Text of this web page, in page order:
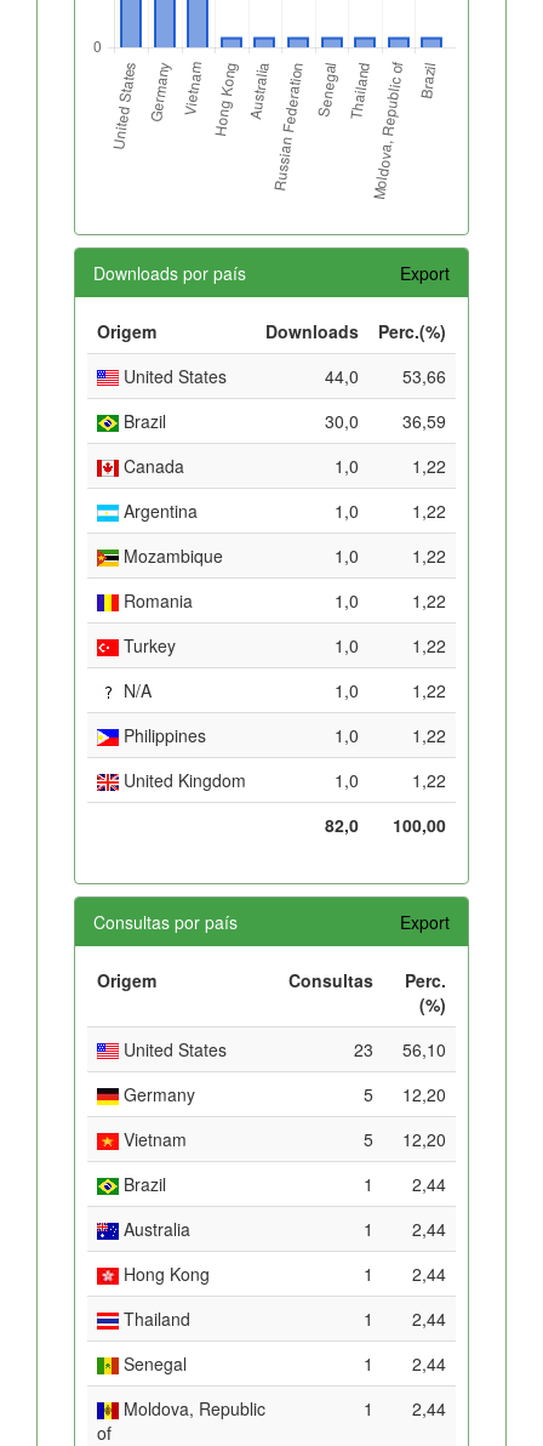
Downloads por país Export
Origem Downloads
Perc.(%)
United States
44,0
53,66
Brazil
30,0
36,59
Canada
1,0
1,22
Argentina
1,0
1,22
Mozambique
1,0
1,22
Romania
1,0
1,22
Turkey
1,0
1,22
N/A
1,0
1,22
Philippines
1,0
1,22
United Kingdom
1,0
1,22
82,0
100,00
Consultas por país Export
Origem Consultas
Perc.
(%)
United States
23
56,10
Germany
5
12,20
Vietnam
5
12,20
Brazil
1
2,44
Australia
1
2,44
Hong Kong
1
2,44
Thailand
1
2,44
Senegal
1
2,44
Moldova, Republic
of
1 2,44